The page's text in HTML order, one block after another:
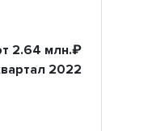
2.64 млн.₽
2022